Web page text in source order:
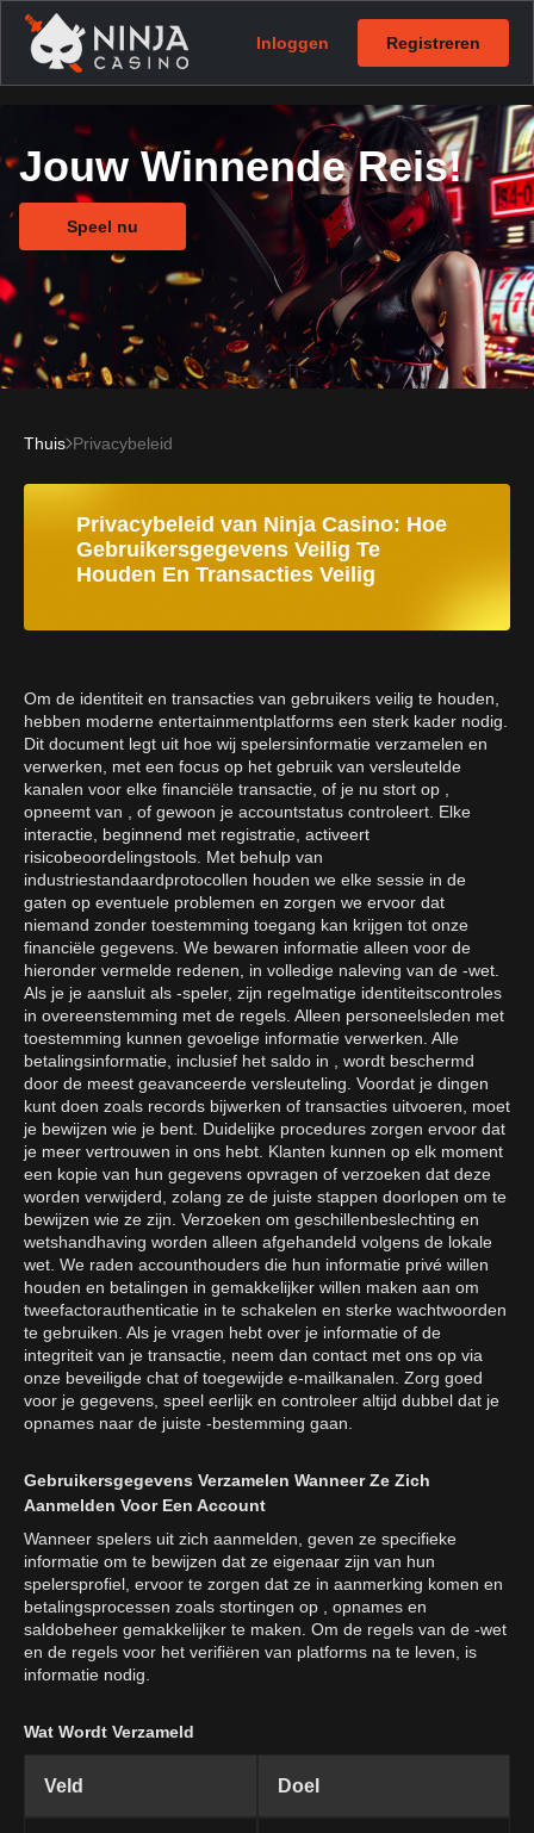
Inloggen Registreren
Jouw Winnende Reis!
Speel nu
Thuis Privacybeleid
Privacybeleid van Ninja Casino: Hoe
Gebruikersgegevens Veilig Te
Houden En Transacties Veilig
Om de identiteit en transacties van gebruikers veilig te houden,
hebben moderne entertainmentplatforms een sterk kader nodig.
Dit document legt uit hoe wij spelersinformatie verzamelen en
verwerken, met een focus op het gebruik van versleutelde
kanalen voor elke financiële transactie, of je nu stort op ,
opneemt van , of gewoon je accountstatus controleert. Elke
interactie, beginnend met registratie, activeert
risicobeoordelingstools. Met behulp van
industriestandaardprotocollen houden we elke sessie in de
gaten op eventuele problemen en zorgen we ervoor dat
niemand zonder toestemming toegang kan krijgen tot onze
financiële gegevens. We bewaren informatie alleen voor de
hieronder vermelde redenen, in volledige naleving van de -wet.
Als je je aansluit als -speler, zijn regelmatige identiteitscontroles
in overeenstemming met de regels. Alleen personeelsleden met
toestemming kunnen gevoelige informatie verwerken. Alle
betalingsinformatie, inclusief het saldo in , wordt beschermd
door de meest geavanceerde versleuteling. Voordat je dingen
kunt doen zoals records bijwerken of transacties uitvoeren, moet
je bewijzen wie je bent. Duidelijke procedures zorgen ervoor dat
je meer vertrouwen in ons hebt. Klanten kunnen op elk moment
een kopie van hun gegevens opvragen of verzoeken dat deze
worden verwijderd, zolang ze de juiste stappen doorlopen om te
bewijzen wie ze zijn. Verzoeken om geschillenbeslechting en
wetshandhaving worden alleen afgehandeld volgens de lokale
wet. We raden accounthouders die hun informatie privé willen
houden en betalingen in gemakkelijker willen maken aan om
tweefactorauthenticatie in te schakelen en sterke wachtwoorden
te gebruiken. Als je vragen hebt over je informatie of de
integriteit van je transactie, neem dan contact met ons op via
onze beveiligde chat of toegewijde e-mailkanalen. Zorg goed
voor je gegevens, speel eerlijk en controleer altijd dubbel dat je
opnames naar de juiste -bestemming gaan.
Gebruikersgegevens Verzamelen Wanneer Ze Zich
Aanmelden Voor Een Account
Wanneer spelers uit zich aanmelden, geven ze specifieke
informatie om te bewijzen dat ze eigenaar zijn van hun
spelersprofiel, ervoor te zorgen dat ze in aanmerking komen en
betalingsprocessen zoals stortingen op , opnames en
saldobeheer gemakkelijker te maken. Om de regels van de -wet
en de regels voor het verifiëren van platforms na te leven, is
informatie nodig.
Wat Wordt Verzameld
Veld Doel